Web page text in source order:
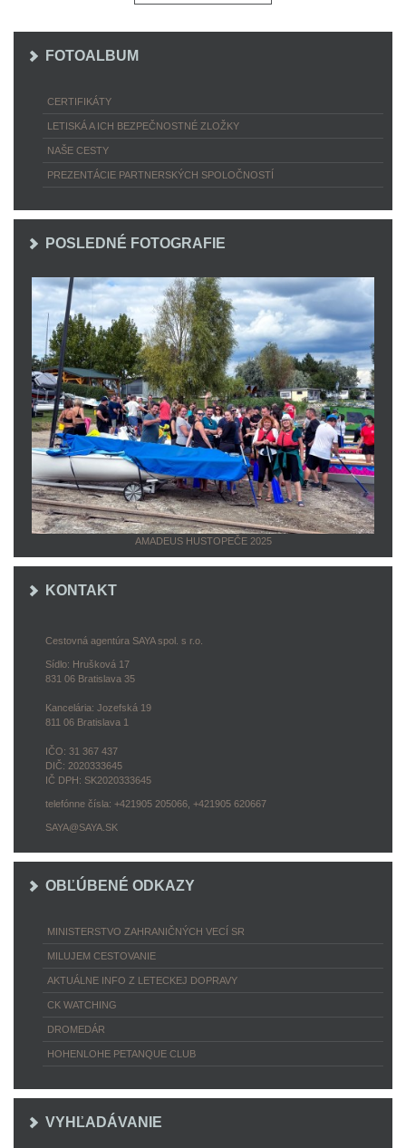
FOTOALBUM
CERTIFIKÁTY
LETISKÁ A ICH BEZPEČNOSTNÉ ZLOŽKY
NAŠE CESTY
PREZENTÁCIE PARTNERSKÝCH SPOLOČNOSTÍ
POSLEDNÉ FOTOGRAFIE
AMADEUS HUSTOPEČE 2025
KONTAKT
Cestovná agentúra SAYA spol. s r.o.
Sídlo: Hrušková 17
831 06 Bratislava 35
Kancelária: Jozefská 19
811 06 Bratislava 1
IČO: 31 367 437
DIČ: 2020333645
IČ DPH: SK2020333645
telefónne čísla: +421905 205066, +421905 620667
SAYA@SAYA.SK
OBĽÚBENÉ ODKAZY
MINISTERSTVO ZAHRANIČNÝCH VECÍ SR
MILUJEM CESTOVANIE
AKTUÁLNE INFO Z LETECKEJ DOPRAVY
CK WATCHING
DROMEDÁR
HOHENLOHE PETANQUE CLUB
VYHĽADÁVANIE